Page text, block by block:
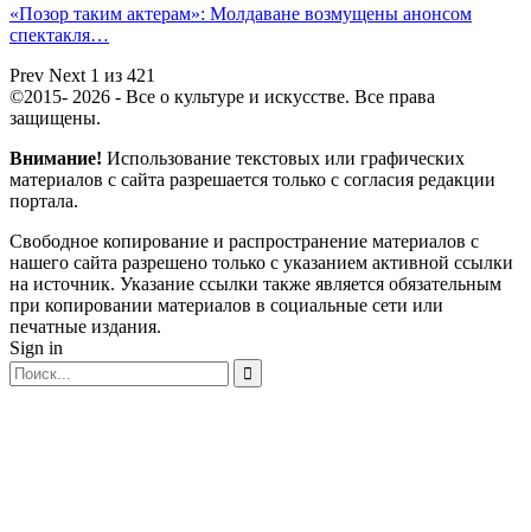
«Позор таким актерам»: Молдаване возмущены анонсом
спектакля…
Prev Next 1 из 421
©2015- 2026 - Все о культуре и искусстве. Все права
защищены.
Внимание! Использование текстовых или графических
материалов с сайта разрешается только c согласия редакции
портала.
Свободное копирование и распространение материалов с
нашего сайта разрешено только с указанием активной ссылки
на источник. Указание ссылки также является обязательным
при копировании материалов в социальные сети или
печатные издания.
Sign in